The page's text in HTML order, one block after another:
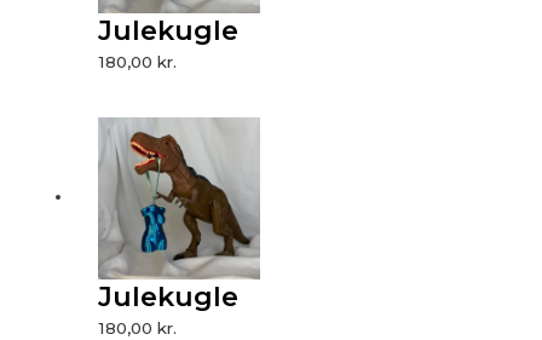
Julekugle
180,00kr.
Julekugle
180,00kr.